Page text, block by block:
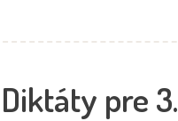
Diktáty pre